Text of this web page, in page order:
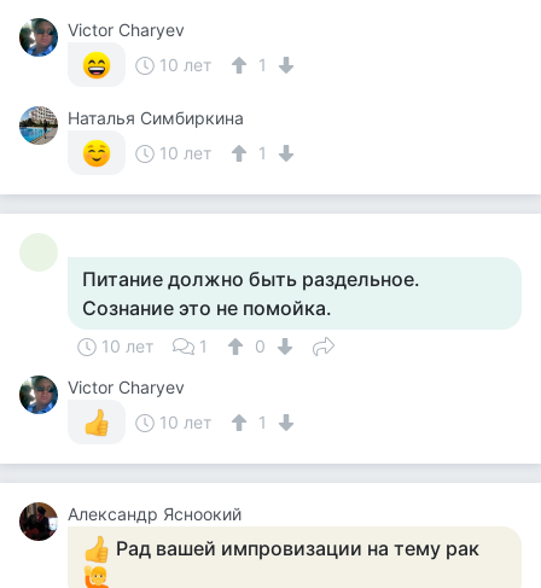
Victor Charyev
10 лет
1
Наталья Симбиркина
10 лет
1
Питание должно быть раздельное.
Сознание это не помойка.
10 лет 1
0
Victor Charyev
10 лет
1
Александр Ясноокий
Рад вашей импровизации на тему рак